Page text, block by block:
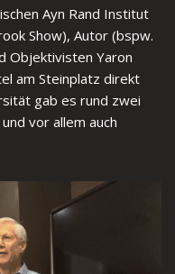
Ayn Rand Institut
Show), Autor (bspw.
Objektivisten Yaron
am Steinplatz direkt
gab es rund zwei
vor allem auch